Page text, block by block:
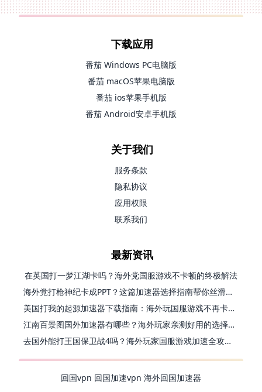
下载应用
番茄 Windows PC电脑版
番茄 macOS苹果电脑版
番茄 ios苹果手机版
番茄 Android安卓手机版
关于我们
服务条款
隐私协议
应用权限
联系我们
最新资讯
在英国打一梦江湖卡吗？海外党国服游戏不卡顿的终极解法
海外党打枪神纪卡成PPT？这篇加速器选择指南帮你丝滑上分
美国打我的起源加速器下载指南：海外玩国服游戏不再卡的终极方案
江南百景图国外加速器有哪些？海外玩家亲测好用的选择与避坑指南
去国外能打王国保卫战4吗？海外玩家国服游戏加速全攻略（附公主连结幻想江湖实测）
回国vpn 回国加速vpn 海外回国加速器